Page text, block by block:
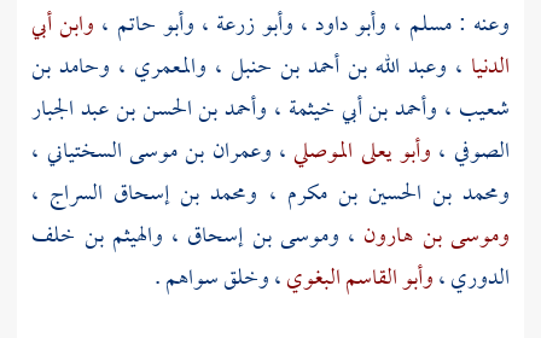
وعنه :مسلم ، وأبو داود، وأبو زرعة ، وأبو حاتم ، وابن أبي
الدنيا ، وعبد الله بن أحمد بن حنبل ، والمعمري ، وحامد بن
شعيب ، وأحمد بن أبي خيثمة ، وأحمد بن الحسن بن عبد الجبار
الصوفي ، وأبو يعلى الموصلي، وعمران بن موسى السختياني ،
ومحمد بن الحسين بن مكرم ، ومحمد بن إسحاق السراج ،
وموسى بن هارون ، وموسى بن إسحاق ، والهيثم بن خلف
الدوري،وأبو القاسم البغوي، وخلق سواهم .